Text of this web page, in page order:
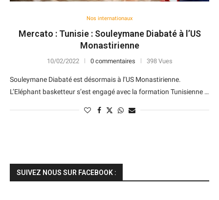
Nos internationaux
Mercato : Tunisie : Souleymane Diabaté à l’US
Monastirienne
10/02/2022 0 commentaires 398 Vues
Souleymane Diabaté est désormais à l’US Monastirienne.
L’Eléphant basketteur s’est engagé avec la formation Tunisienne …
SUIVEZ NOUS SUR FACEBOOK :